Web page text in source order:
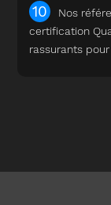
Nos
certification
rassurants